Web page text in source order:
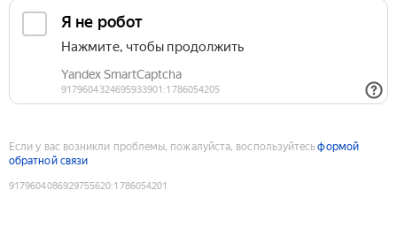
Если у вас возникли проблемы, пожалуйста, воспользуйтесьформой
обратной связи
9179604086929755620:1786054201